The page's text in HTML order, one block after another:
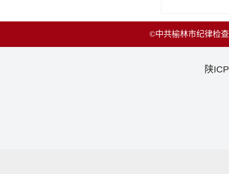
©中共榆林市纪律检
陕